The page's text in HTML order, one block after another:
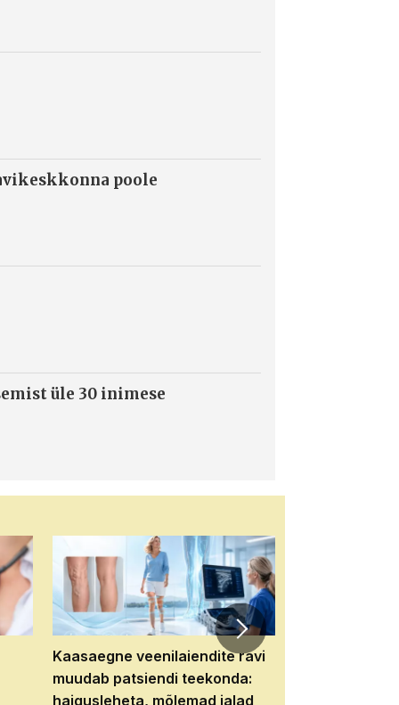
poole
üle 30 inimese
Kaasaegne veenilaiendite ravi
muudab patsiendi teekonda:
haigusleheta, mõlemad jalad